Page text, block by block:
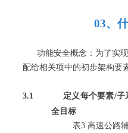
03、
功能安全概念：为了实
配给相关项中的初步架构要
3.1 定义每个要素/子
全目标
表3高速公路